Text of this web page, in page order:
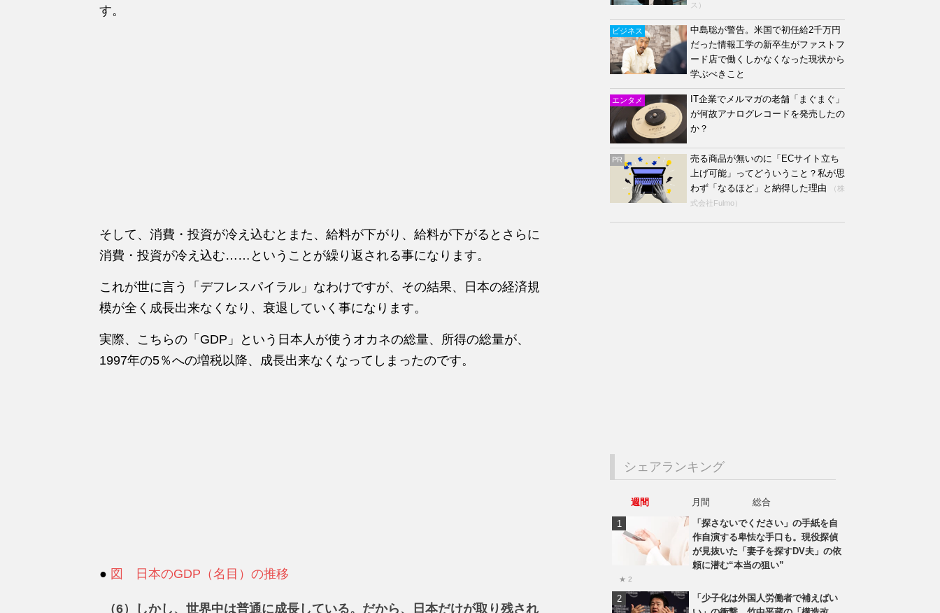
す。
そして、消費・投資が冷え込むとまた、給料が下がり、給料が下がるとさらに
消費・投資が冷え込む……ということが繰り返される事になります。
これが世に言う「デフレスパイラル」なわけですが、その結果、日本の経済規
模が全く成長出来なくなり、衰退していく事になります。
実際、こちらの「GDP」という日本人が使うオカネの総量、所得の総量が、
1997年の5％への増税以降、成長出来なくなってしまったのです。
● 図 日本のGDP（名目）の推移
（6）しかし、世界中は普通に成長している。だから、日本だけが取り残され
ス）
ビジネス
中島聡が警告。米国で初任給2千万円
だった情報工学の新卒生がファストフ
ード店で働くしかなくなった現状から
学ぶべきこと
エンタメ
IT企業でメルマガの老舗「まぐまぐ」
が何故アナログレコードを発売したの
か？
PR
売る商品が無いのに「ECサイト立ち
上げ可能」ってどういうこと？私が思
わず「なるほど」と納得した理由
（株
式会社Fulmo）
シェアランキング
週間 月間
総合
「探さないでください」の手紙を自
作自演する卑怯な手口も。現役探偵
が見抜いた「妻子を探すDV夫」の依
頼に潜む“本当の狙い”
★ 2
「少子化は外国人労働者で補えばい